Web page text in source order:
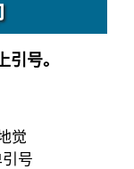
号。
觉
号